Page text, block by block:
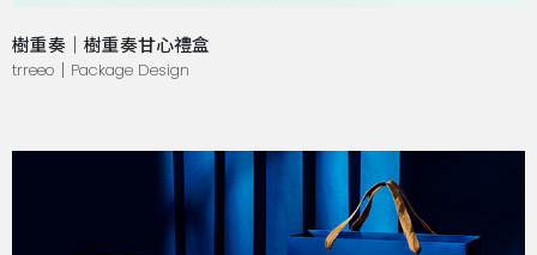
樹重奏｜樹重奏甘心禮盒
trreeo｜Package Design